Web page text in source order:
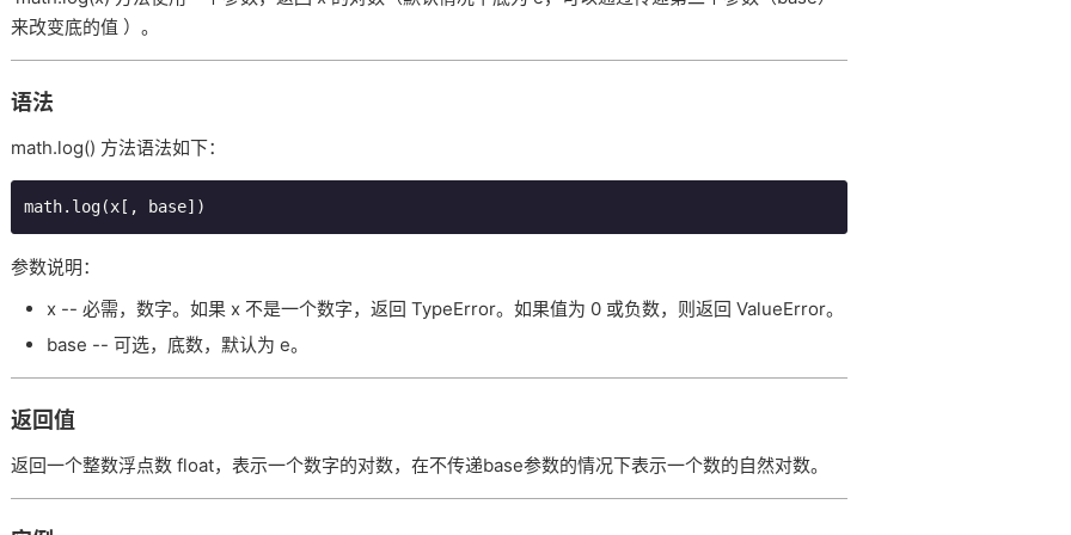
来改变底的值 ）。
语法
math.log() 方法语法如下：
math.log(x[, base])
参数说明：
x -- 必需，数字。如果 x 不是一个数字，返回 TypeError。如果值为 0 或负数，则返回 ValueError。
base -- 可选，底数，默认为 e。
返回值
返回一个整数浮点数 float，表示一个数字的对数，在不传递base参数的情况下表示一个数的自然对数。